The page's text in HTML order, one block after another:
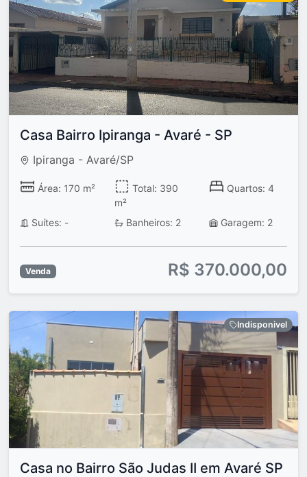
Casa Bairro Ipiranga - Avaré - SP
Ipiranga - Avaré/SP
Área: 170 m²
Total: 390
m²
Quartos: 4
Suítes: - Banheiros: 2 Garagem: 2
Venda R$ 370.000,00
Indisponivel
Casa no Bairro São Judas II em Avaré SP